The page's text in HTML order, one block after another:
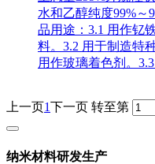
水和乙醇纯度99%～
品用途：3.1 用作钇
料。3.2 用于制造特
用作玻璃着色剂。
上一页1下一页 转至第
纳米材料研发生产